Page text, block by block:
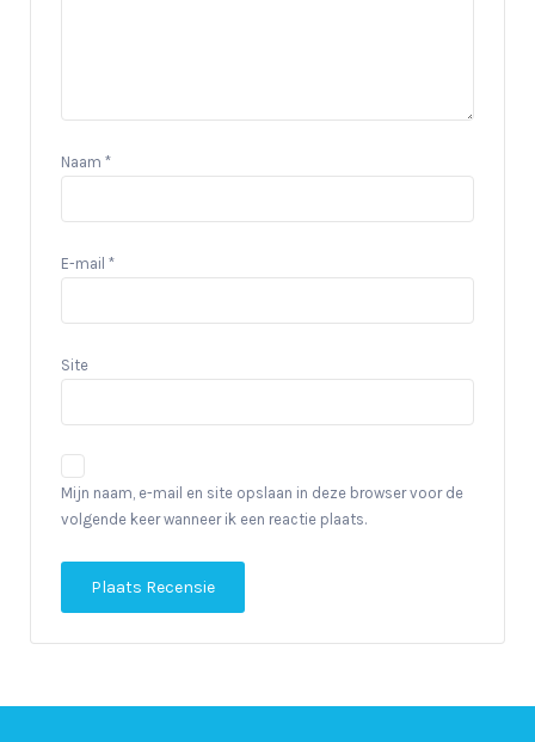
Naam *
E-mail *
Site
Mijn naam, e-mail en site opslaan in deze browser voor de
volgende keer wanneer ik een reactie plaats.